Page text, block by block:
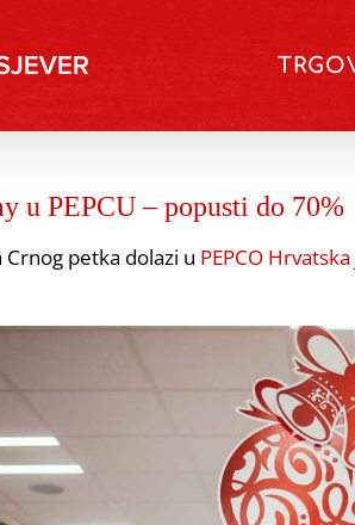
u PEPCU – popusti do 70%
Crnog petka dolazi u PEPCO Hrvatska